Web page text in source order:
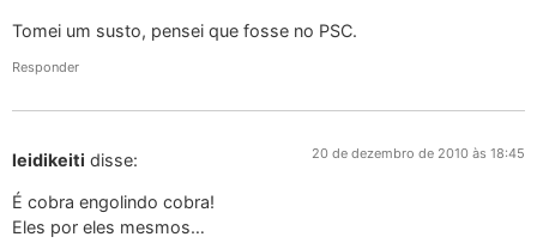
Tomei um susto, pensei que fosse no PSC.
Responder
leidikeiti disse: 20 de dezembro de 2010 às 18:45
É cobra engolindo cobra!
Eles por eles mesmos…